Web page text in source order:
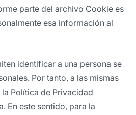
parte del archivo Cookie es
esa información al
identificar a una persona se
Por tanto, a las mismas
Política de Privacidad
En este sentido, para la